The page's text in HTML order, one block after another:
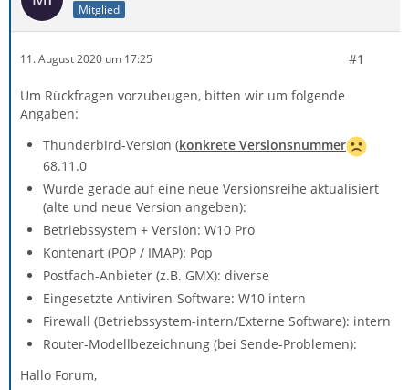
Mitglied
11. August 2020 um 17:25 #1
Um Rückfragen vorzubeugen, bitten wir um folgende
Angaben:
Thunderbird-Version (konkrete Versionsnummer
68.11.0
Wurde gerade auf eine neue Versionsreihe aktualisiert
(alte und neue Version angeben):
Betriebssystem + Version: W10 Pro
Kontenart (POP / IMAP): Pop
Postfach-Anbieter (z.B. GMX): diverse
Eingesetzte Antiviren-Software: W10 intern
Firewall (Betriebssystem-intern/Externe Software): intern
Router-Modellbezeichnung (bei Sende-Problemen):
Hallo Forum,